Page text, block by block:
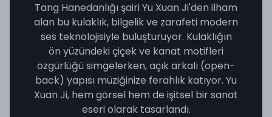
Tang Hanedanlığı şairi Yu Xuan Ji'den ilham
alan bu kulaklık, bilgelik ve zarafeti modern
ses teknolojisiyle buluşturuyor. Kulaklığın
ön yüzündeki çiçek ve kanat motifleri
özgürlüğü simgelerken, açık arkalı (open-
back) yapısı müziğinize ferahlık katıyor. Yu
Xuan Ji, hem görsel hem de işitsel bir sanat
eseri olarak tasarlandı.